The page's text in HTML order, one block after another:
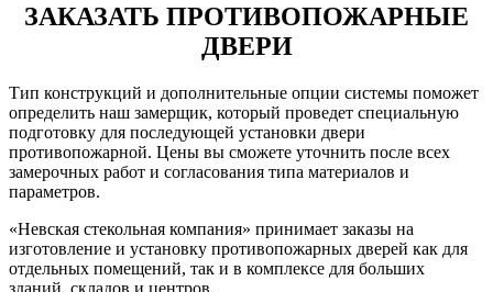
ЗАКАЗАТЬ ПРОТИВОПОЖАРНЫЕ
ДВЕРИ
Тип конструкций и дополнительные опции системы поможет
определить наш замерщик, который проведет специальную
подготовку для последующей установки двери
противопожарной. Цены вы сможете уточнить после всех
замерочных работ и согласования типа материалов и
параметров.
«Невская стекольная компания» принимает заказы на
изготовление и установку противопожарных дверей как для
отдельных помещений, так и в комплексе для больших
зданий, складов и центров.